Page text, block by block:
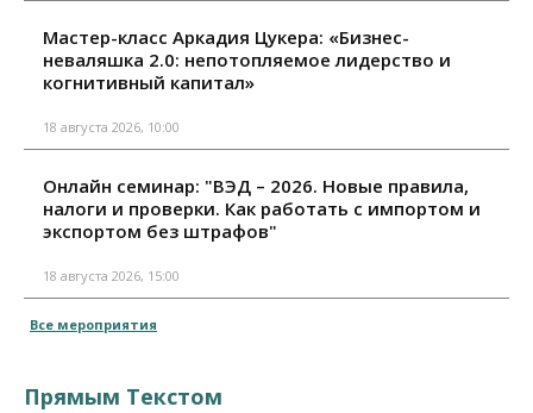
Мастер-класс Аркадия Цукера: «Бизнес-
неваляшка 2.0: непотопляемое лидерство и
когнитивный капитал»
18 августа 2026, 10:00
Онлайн семинар: "ВЭД – 2026. Новые правила,
налоги и проверки. Как работать с импортом и
экспортом без штрафов"
18 августа 2026, 15:00
Все мероприятия
Прямым Текстом